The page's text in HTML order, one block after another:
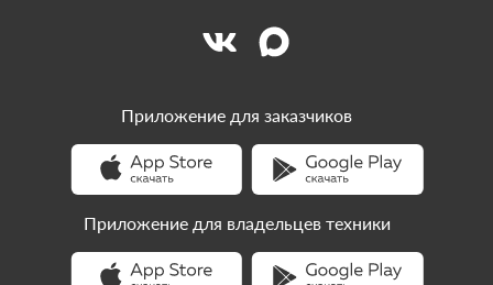
Приложение для заказчиков
Приложение для владельцев техники